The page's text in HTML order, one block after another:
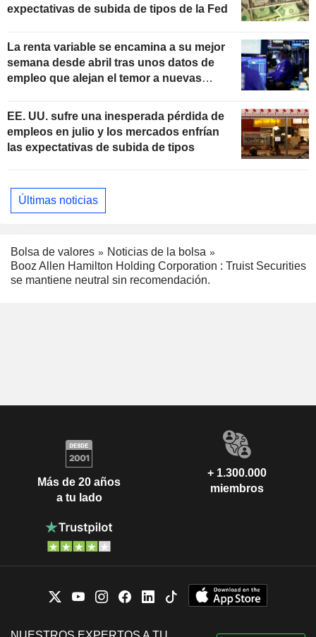
expectativas de subida de tipos de la Fed
La renta variable se encamina a su mejor
semana desde abril tras unos datos de
empleo que alejan el temor a nuevas
EE. UU. sufre una inesperada pérdida de
empleos en julio y los mercados enfrían
las expectativas de subida de tipos
Últimas noticias
Bolsa de valores
Noticias de la bolsa
Booz Allen Hamilton Holding Corporation : Truist Securities
se mantiene neutral sin recomendación.
Más de 20 años
a tu lado
+ 1.300.000
miembros